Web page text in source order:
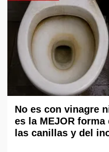
No es con vinagre
es la MEJOR
las canillas y del